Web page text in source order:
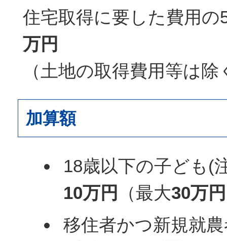
住宅取得に要した費用の
万円
（土地の取得費用等は除
加算額
18歳以下の子ども(
10万円
（最大30万円
移住者かつ新規就